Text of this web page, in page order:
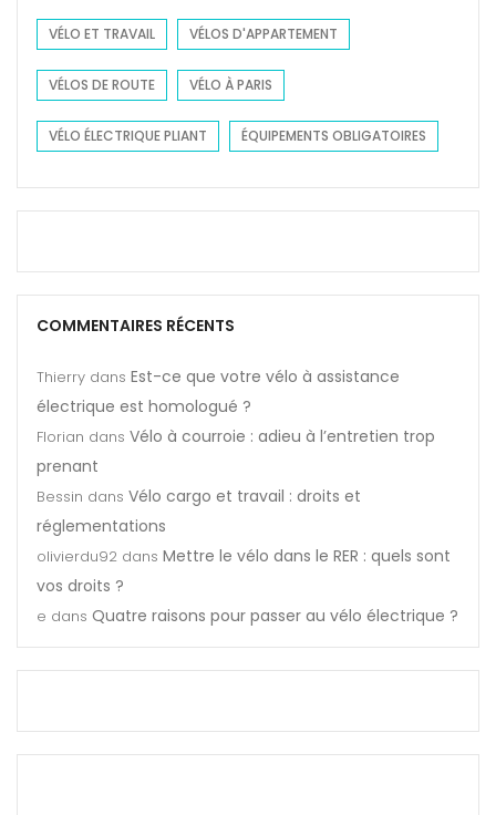
VÉLO ET TRAVAIL VÉLOS D'APPARTEMENT
VÉLOS DE ROUTE VÉLO À PARIS
VÉLO ÉLECTRIQUE PLIANT ÉQUIPEMENTS OBLIGATOIRES
COMMENTAIRES RÉCENTS
Thierry dans Est-ce que votre vélo à assistance
électrique est homologué ?
Florian dans Vélo à courroie : adieu à l’entretien trop
prenant
Bessin dans Vélo cargo et travail : droits et
réglementations
olivierdu92 dans Mettre le vélo dans le RER : quels sont
vos droits ?
e dans Quatre raisons pour passer au vélo électrique ?